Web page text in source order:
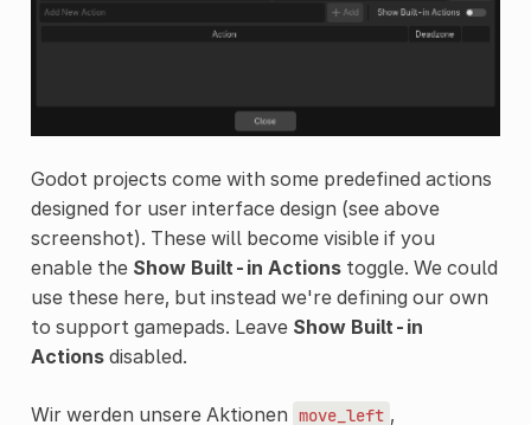
Godot projects come with some predefined actions
designed for user interface design (see above
screenshot). These will become visible if you
enable the Show Built-in Actionstoggle. We could
use these here, but instead we're defining our own
to support gamepads. Leave Show Built-in
Actionsdisabled.
Wir werden unsere Aktionen move_left ,